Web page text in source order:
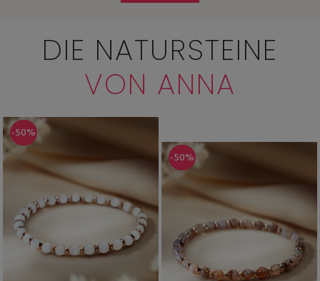
DIE NATURSTEINE
VON ANNA
-50%
-50%